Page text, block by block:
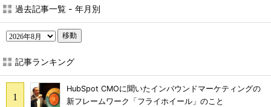
過去記事一覧 - 年月別
移動
記事ランキング
HubSpot CMOに聞いたインバウンドマーケティングの
新フレームワーク「フライホイール」のこと